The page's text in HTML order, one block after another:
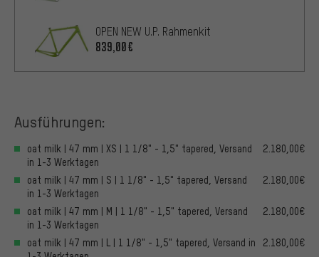
OPEN NEW U.P. Rahmenkit
839,00€
Ausführungen:
oat milk | 47 mm | XS | 1 1/8" - 1,5" tapered, Versand
in 1-3 Werktagen
2.180,00€
oat milk | 47 mm | S | 1 1/8" - 1,5" tapered, Versand
in 1-3 Werktagen
2.180,00€
oat milk | 47 mm | M | 1 1/8" - 1,5" tapered, Versand
in 1-3 Werktagen
2.180,00€
oat milk | 47 mm | L | 1 1/8" - 1,5" tapered, Versand in
2.180,00€